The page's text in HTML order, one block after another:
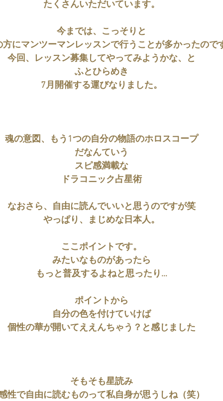
たくさんいただいています。
今までは、こっそりと
方にマンツーマンレッスンで行うことが多かったので
今回、レッスン募集してやってみようかな、と
ふとひらめき
7月開催する運びなりました。
魂の意図、もう1つの自分の物語のホロスコープ
だなんていう
スピ感満載な
ドラコニック占星術
なおさら、自由に読んでいいと思うのですが笑
やっぱり、まじめな日本人。
ここポイントです。
みたいなものがあったら
もっと普及するよねと思ったり…
ポイントから
自分の色を付けていけば
個性の華が開いてええんちゃう？と感じました
そもそも星読み
性で自由に読むものって私自身が思うしね（笑）